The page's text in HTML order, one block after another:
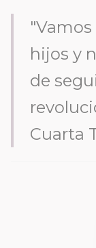
hijos y
de
Cuarta